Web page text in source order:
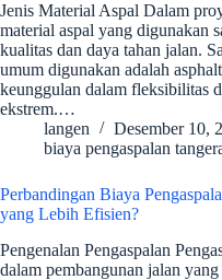
Jenis Material Aspal Dalam
material aspal yang digunakan
kualitas dan daya tahan jalan.
umum digunakan adalah
keunggulan dalam fleksibilitas
ekstrem.…
langen
Desember 10,
biaya pengaspalan
Perbandingan Biaya
yang Lebih Efisien?
Pengenalan Pengaspalan
dalam pembangunan jalan